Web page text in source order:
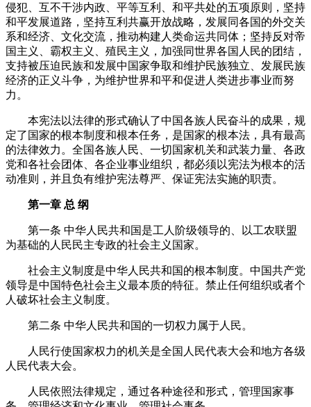
侵犯、互不干涉内政、平等互利、和平共处的五项原则，坚持
和平发展道路，坚持互利共赢开放战略，发展同各国的外交关
系和经济、文化交流，推动构建人类命运共同体；坚持反对帝
国主义、霸权主义、殖民主义，加强同世界各国人民的团结，
支持被压迫民族和发展中国家争取和维护民族独立、发展民族
经济的正义斗争，为维护世界和平和促进人类进步事业而努
力。
本宪法以法律的形式确认了中国各族人民奋斗的成果，规
定了国家的根本制度和根本任务，是国家的根本法，具有最高
的法律效力。全国各族人民、一切国家机关和武装力量、各政
党和各社会团体、各企业事业组织，都必须以宪法为根本的活
动准则，并且负有维护宪法尊严、保证宪法实施的职责。
第一章 总 纲
第一条 中华人民共和国是工人阶级领导的、以工农联盟
为基础的人民民主专政的社会主义国家。
社会主义制度是中华人民共和国的根本制度。中国共产党
领导是中国特色社会主义最本质的特征。禁止任何组织或者个
人破坏社会主义制度。
第二条 中华人民共和国的一切权力属于人民。
人民行使国家权力的机关是全国人民代表大会和地方各级
人民代表大会。
人民依照法律规定，通过各种途径和形式，管理国家事